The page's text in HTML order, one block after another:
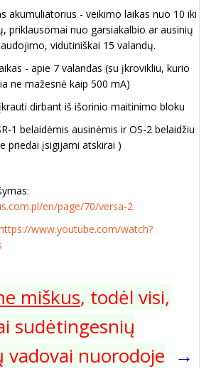
akumuliatorius - veikimo laikas nuo 10 iki
priklausomai nuo garsiakalbio ar ausinių
vidutiniškai 15 valandų.
- apie 7 valandas (su įkrovikliu, kurio
ne mažesnė kaip 500 mA)
dirbant iš išorinio maitinimo bloku
1 belaidėmis ausinėmis ir OS-2 belaidžiu
priedai įsigijami atskirai )
:
en/page/70/versa-2
www.youtube.com/watch?
miškus, todėl visi,
sudėtingesnių
vadovai nuorodoje →